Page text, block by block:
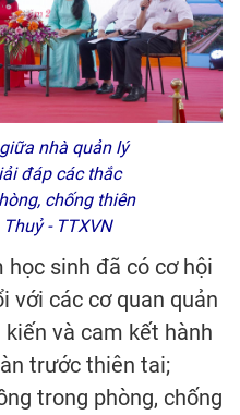
nhà quản lý
đáp các thắc
chống thiên
- TTXVN
học sinh đã có cơ hội
với các cơ quan quản
kiến và cam kết hành
trước thiên tai;
trong phòng, chống